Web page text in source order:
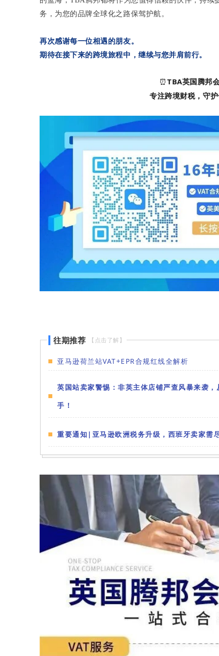
务，为您的品牌全球化之路保驾护航。
再次感谢每一位相遇的朋友。
期待在接下来的跨境旅程中，继续与您并肩前行。
⏰TBA英国腾邦
专注跨境财税，守
往期推荐 【点击了解】
亚马逊荷兰站VAT+EPR合规红线全解析
英国站卖家警惕：非英主体店铺严查风暴来袭
手！
重要通知|亚马逊欧洲税务升级，西班牙卖家需